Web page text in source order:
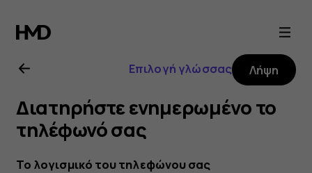
Οδηγίες
χρήσης
Nokia
8.1
Επιλογή γλώσσας Λήψη
Διατηρήστε ενημερωμένο το
τηλέφωνό σας
Το λογισμικό του τηλεφώνου σας